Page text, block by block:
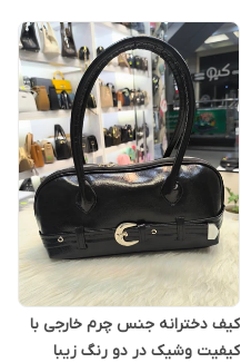
کیف دخترانه جنس چرم خارجی با
کیفیت وشیک در دو رنگ زیبا